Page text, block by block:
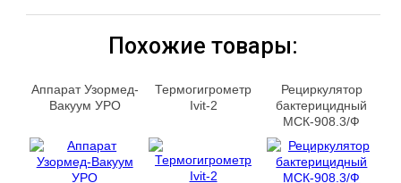
Похожие товары:
Аппарат Узормед-
Вакуум УРО
Термогигрометр
Ivit-2
Рециркулятор
бактерицидный
МСК-908.3/Ф